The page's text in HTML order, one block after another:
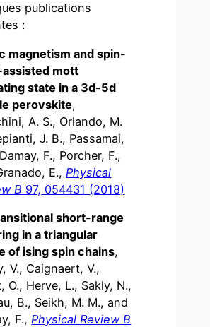
publications
:
magnetism and spin-
mott
state in a 3d-5d
perovskite,
A. S., Orlando, M.
J. B., Passamai,
F., Porcher, F.,
E., Physical
B 97, 054431 (2018)
short-range
in a triangular
of ising spin chains,
V., Caignaert, V.,
O., Herve, L., Sakly, N.,
B., Seikh, M. M., and
F., Physical Review B